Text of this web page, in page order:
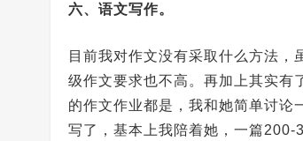
六、语文写作。
目前我对作文没有采取什么方法
级作文要求也不高。再加上其实有
的作文作业都是，我和她简单讨论
写了，基本上我陪着她，一篇200-